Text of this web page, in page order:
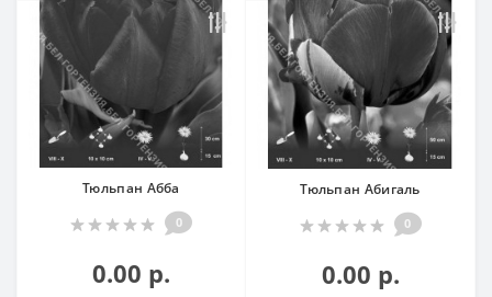
Тюльпан Абба
0
0.00 р.
Тюльпан Абигаль
0
0.00 р.